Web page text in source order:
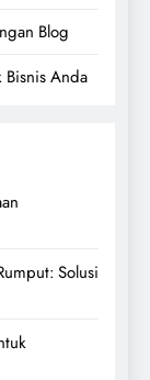
Blog
Bisnis Anda
Solusi